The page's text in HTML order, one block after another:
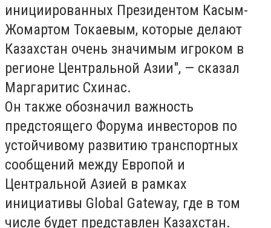
инициированных Президентом Касым-
Жомартом Токаевым, которые делают
Казахстан очень значимым игроком в
регионе Центральной Азии", — сказал
Маргаритис Схинас.
Он также обозначил важность
предстоящего Форума инвесторов по
устойчивому развитию транспортных
сообщений между Европой и
Центральной Азией в рамках
инициативы Global Gateway, где в том
числе будет представлен Казахстан.